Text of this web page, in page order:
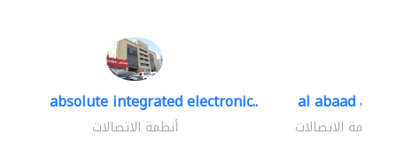
absolute integrated electronic..
أنظمة الاتصالات
al abaad al..
أنظمة الاتصالات